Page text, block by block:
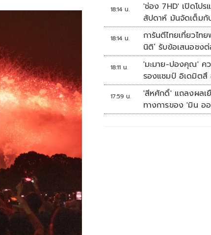
18:14 น.
'ช่อง 7HD' เปิดโป
สัปดาห์ มันจัดเต็ม
นี 165-มวยไทย 7 สี'
18:14 น.
การันตีไทยเที่ยวไท
นิติ’ รับข้อเสนอชง
18:11 น.
'มะมาย-ปองคุณ' ค
รองแชมป์ อิเดมิตสึ
ทาเลนต์ คัพ สนาม
17:59 น.
'สีหศักดิ์' แถลงผลเ
ทางการของ 'มิน
เมียนมากลับสู่อาเซี